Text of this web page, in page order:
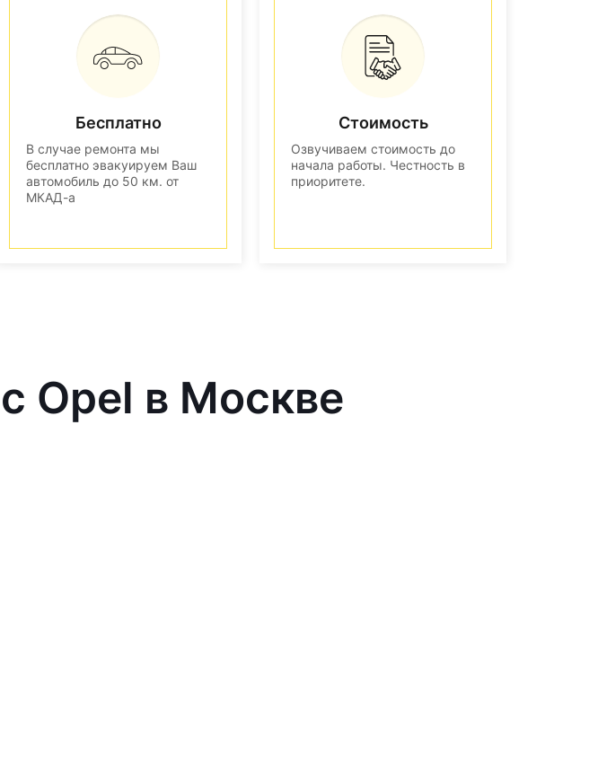
Бесплатно
В случае ремонта мы
бесплатно эвакуируем Ваш
автомобиль до 50 км. от
МКАД-а
Стоимость
Озвучиваем стоимость до
начала работы. Честность в
приоритете.
Opel в Москве